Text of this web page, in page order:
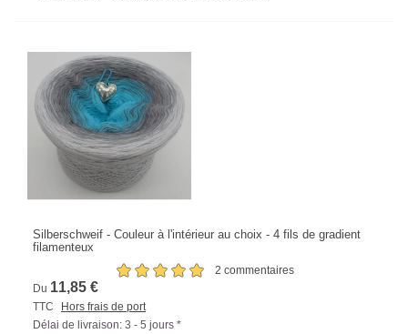
Silberschweif - Couleur à l'intérieur au choix - 4 fils de gradient
filamenteux
2 commentaires
Du 11,85 €
TTC
Hors frais de port
Délai de livraison: 3 - 5 jours *